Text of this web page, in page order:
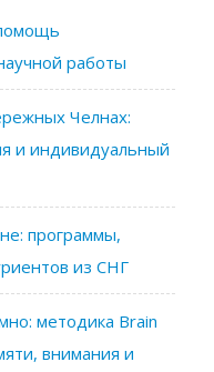
работы
Челнах:
и индивидуальный
программы,
из СНГ
методика Brain
внимания и